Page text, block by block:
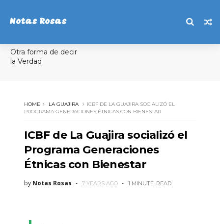
Notas Rosas
Otra forma de decir
la Verdad
HOME LA GUAJIRA
ICBF DE LA GUAJIRA SOCIALIZÓ EL
PROGRAMA GENERACIONES ÉTNICAS CON BIENESTAR
ICBF de La Guajira socializó el
Programa Generaciones
Étnicas con Bienestar
by Notas Rosas 7 YEARS AGO 1 MINUTE READ